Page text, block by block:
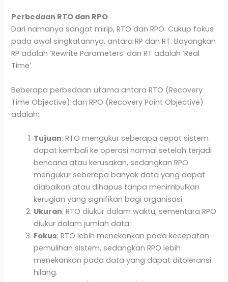
Perbedaan RTO dan RPO
Dari namanya sangat mirip, RTO dan RPO. Cukup fokus
pada awal singkatannya, antara RP dan RT. Bayangkan
RP adalah ‘Rewrite Parameters’ dan RT adalah ‘Real
Time’.
Beberapa perbedaan utama antara RTO (Recovery
Time Objective) dan RPO (Recovery Point Objective)
adalah:
Tujuan: RTO mengukur seberapa cepat sistem
dapat kembali ke operasi normal setelah terjadi
bencana atau kerusakan, sedangkan RPO
mengukur seberapa banyak data yang dapat
diabaikan atau dihapus tanpa menimbulkan
kerugian yang signifikan bagi organisasi.
Ukuran: RTO diukur dalam waktu, sementara RPO
diukur dalam jumlah data.
Fokus: RTO lebih menekankan pada kecepatan
pemulihan sistem, sedangkan RPO lebih
menekankan pada data yang dapat ditoleransi
hilang.